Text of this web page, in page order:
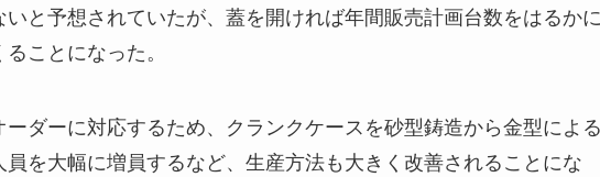
と予想されていたが、蓋を開ければ年間販売計画台数をはるか
ことになった。
ダーに対応するため、クランクケースを砂型鋳造から金型によ
を大幅に増員するなど、生産方法も大きく改善されることにな